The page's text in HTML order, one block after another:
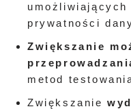
umożliwiających
prywatności
Zwiększanie
metod
Zwiększanie